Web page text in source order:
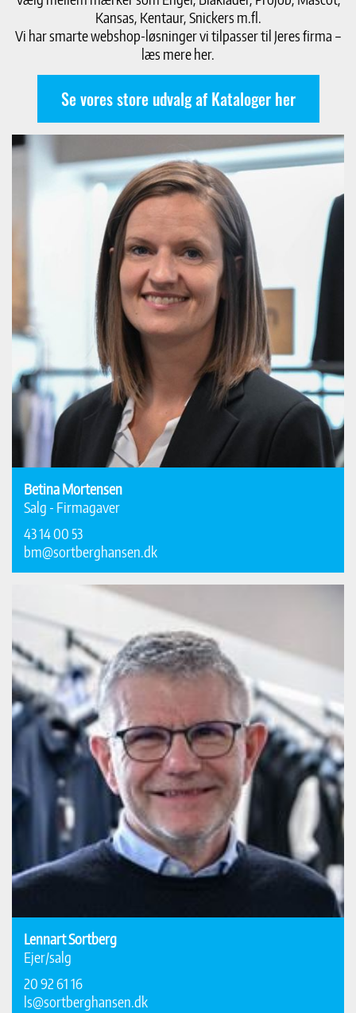
Kansas, Kentaur, Snickers m.fl.
Vi har smarte webshop-løsninger vi tilpasser til Jeres firma –
læs mere her.
Se vores store udvalg af Kataloger her
Betina Mortensen
Salg - Firmagaver
43 14 00 53
bm@sortberghansen.dk
Lennart Sortberg
Ejer/salg
20 92 61 16
ls@sortberghansen.dk